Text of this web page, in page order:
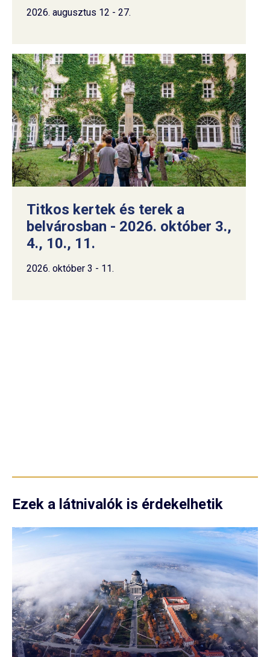
2026. augusztus 12 - 27.
Titkos kertek és terek a
belvárosban - 2026. október 3.,
4., 10., 11.
2026. október 3 - 11.
Ezek a látnivalók is érdekelhetik